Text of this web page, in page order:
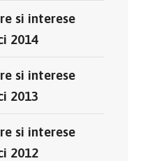
si interese
2014
si interese
2013
si interese
2012